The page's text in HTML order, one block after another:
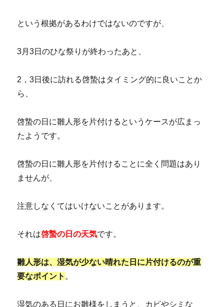
という根拠があるわけではないのですが、
3月3日のひな祭りが終わったあと、
2，3日後に訪れる啓蟄はタイミング的に良いことか
ら、
啓蟄の日に雛人形を片付けるというケースが広まっ
たようです。
啓蟄の日に雛人形を片付けることに全く問題はあり
ませんが、
注意しなくてはいけないことがあります。
それは啓蟄の日の天気です。
雛人形は、湿気が少ない晴れた日に片付けるのが重
要なポイント 。
湿気のある日にお雛様をしまうと、カビやシミな